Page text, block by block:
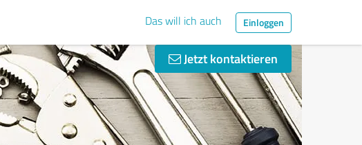
Das will ich auch Einloggen
Jetzt kontaktieren